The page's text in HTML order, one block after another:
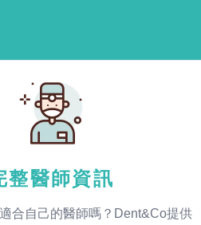
整醫師資訊
合自己的醫師嗎？Dent&Co提供